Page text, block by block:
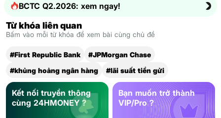
BCTC Q2.2026: xem ngay!
Từ khóa liên quan
Bấm vào mỗi từ khóa để xem bài cùng chủ đề
#First Republic Bank
#JPMorgan Chase
#khủng hoảng ngân hàng
#lãi suất tiền gửi
Kết nối truyền thông
cùng 24HMONEY ?
Bạn muốn trở thành
VIP/Pro ?